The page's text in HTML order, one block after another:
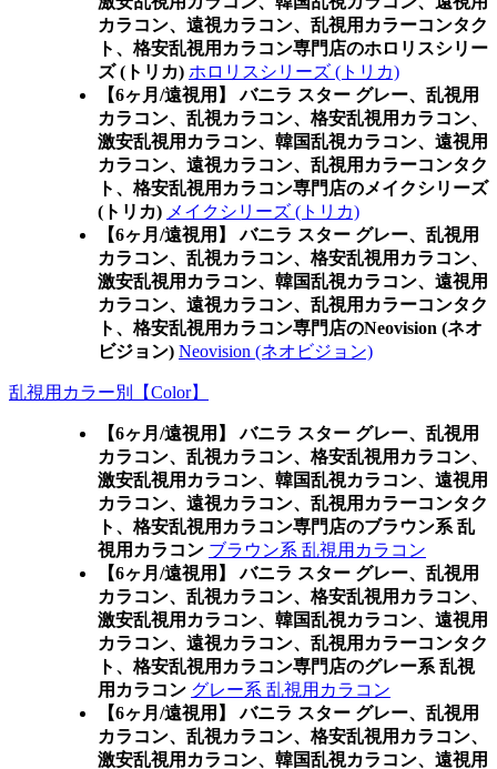
カラコン、遠視カラコン、乱視用カラーコンタク
ト、格安乱視用カラコン専門店のホロリスシリー
ズ (トリカ) ホロリスシリーズ (トリカ)
【6ヶ月/遠視用】 バニラ スター グレー、乱視用
カラコン、乱視カラコン、格安乱視用カラコン、
激安乱視用カラコン、韓国乱視カラコン、遠視用
カラコン、遠視カラコン、乱視用カラーコンタク
ト、格安乱視用カラコン専門店のメイクシリーズ
(トリカ) メイクシリーズ (トリカ)
【6ヶ月/遠視用】 バニラ スター グレー、乱視用
カラコン、乱視カラコン、格安乱視用カラコン、
激安乱視用カラコン、韓国乱視カラコン、遠視用
カラコン、遠視カラコン、乱視用カラーコンタク
ト、格安乱視用カラコン専門店のNeovision (ネオ
ビジョン) Neovision (ネオビジョン)
乱視用カラー別【Color】
【6ヶ月/遠視用】 バニラ スター グレー、乱視用
カラコン、乱視カラコン、格安乱視用カラコン、
激安乱視用カラコン、韓国乱視カラコン、遠視用
カラコン、遠視カラコン、乱視用カラーコンタク
ト、格安乱視用カラコン専門店のブラウン系 乱
視用カラコン ブラウン系 乱視用カラコン
【6ヶ月/遠視用】 バニラ スター グレー、乱視用
カラコン、乱視カラコン、格安乱視用カラコン、
激安乱視用カラコン、韓国乱視カラコン、遠視用
カラコン、遠視カラコン、乱視用カラーコンタク
ト、格安乱視用カラコン専門店のグレー系 乱視
用カラコン グレー系 乱視用カラコン
【6ヶ月/遠視用】 バニラ スター グレー、乱視用
カラコン、乱視カラコン、格安乱視用カラコン、
激安乱視用カラコン、韓国乱視カラコン、遠視用